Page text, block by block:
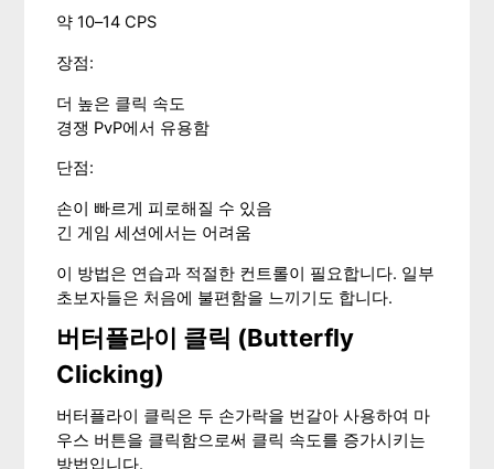
약 10–14 CPS
장점:
더 높은 클릭 속도
경쟁 PvP에서 유용함
단점:
손이 빠르게 피로해질 수 있음
긴 게임 세션에서는 어려움
이 방법은 연습과 적절한 컨트롤이 필요합니다. 일부
초보자들은 처음에 불편함을 느끼기도 합니다.
버터플라이 클릭 (Butterfly
Clicking)
버터플라이 클릭은 두 손가락을 번갈아 사용하여 마
우스 버튼을 클릭함으로써 클릭 속도를 증가시키는
방법입니다.